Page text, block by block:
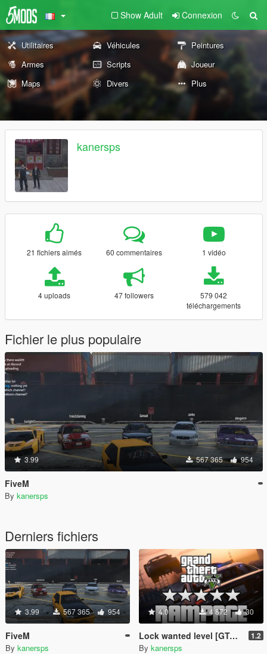
Show Adult Connexion
Utilitaires Véhicules
Peintures
Armes
Scripts
Joueur
Maps
Divers Plus
kanersps
21 fichiers aimés 60 commentaires 1 vidéo
4 uploads 47 followers
579 042
téléchargements
Fichier le plus populaire
3.99 567 365 954
FiveM
By kanersps
Derniers fichiers
3.99 567 365 954
FiveM
By kanersps
4.0 4 872 30
Lock wanted level [GTALua] 1.2
By kanersps